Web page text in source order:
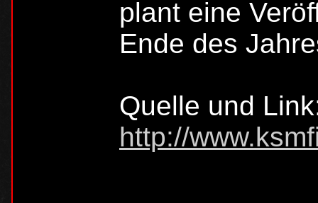
plant eine
Ende des
Quelle und
http://